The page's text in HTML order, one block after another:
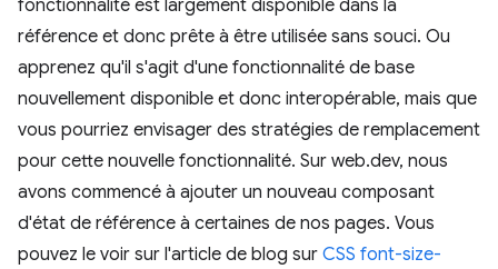
fonctionnalité est largement disponible dans la
référence et donc prête à être utilisée sans souci. Ou
apprenez qu'il s'agit d'une fonctionnalité de base
nouvellement disponible et donc interopérable, mais que
vous pourriez envisager des stratégies de remplacement
pour cette nouvelle fonctionnalité. Sur web.dev, nous
avons commencé à ajouter un nouveau composant
d'état de référence à certaines de nos pages. Vous
pouvez le voir sur l'article de blog sur CSS font-size-